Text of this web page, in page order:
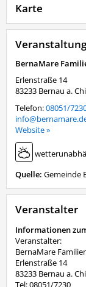
Karte
BernaMare
Erlenstraße 14
83233 Bernau a.
Telefon:08051/
Website »
Quelle: Gemeinde
Veranstalter
Informationen
Veranstalter:
BernaMare
Erlenstraße 14
83233 Bernau a.
Tel: 08051/7230